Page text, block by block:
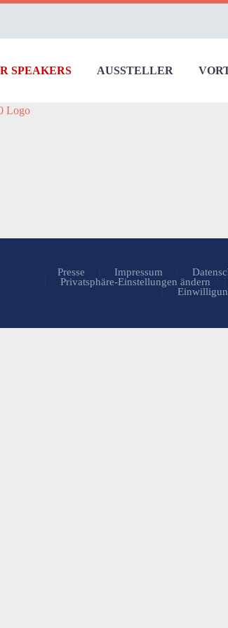
SPEAKERS AUSSTELLER
Presse Impressum
Privatsphäre-Einstellungen ändern